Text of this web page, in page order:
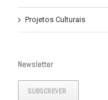
Projetos Culturais
Newsletter
SUBSCREVER